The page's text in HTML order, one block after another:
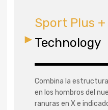
Sport Plus +
Technology
Combina la estructura
en los hombros del
ranuras en X e